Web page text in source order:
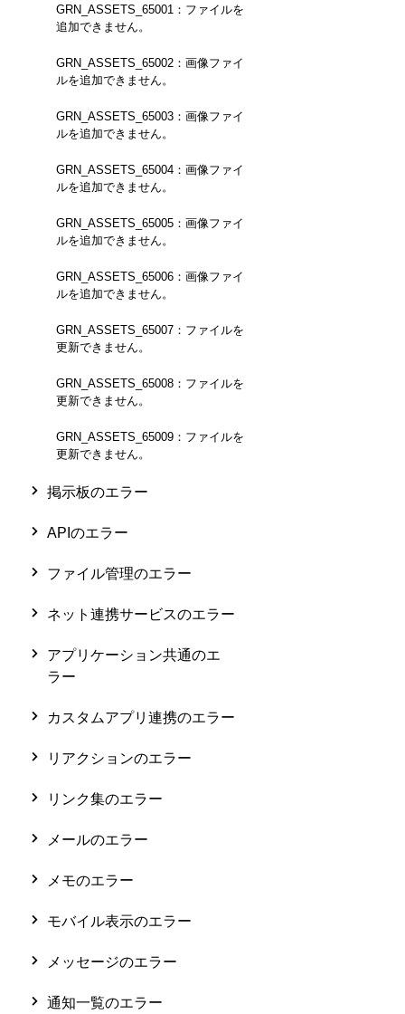
GRN_ASSETS_65001：ファイルを
追加できません。
GRN_ASSETS_65002：画像ファイ
ルを追加できません。
GRN_ASSETS_65003：画像ファイ
ルを追加できません。
GRN_ASSETS_65004：画像ファイ
ルを追加できません。
GRN_ASSETS_65005：画像ファイ
ルを追加できません。
GRN_ASSETS_65006：画像ファイ
ルを追加できません。
GRN_ASSETS_65007：ファイルを
更新できません。
GRN_ASSETS_65008：ファイルを
更新できません。
GRN_ASSETS_65009：ファイルを
更新できません。
掲示板のエラー
APIのエラー
ファイル管理のエラー
ネット連携サービスのエラー
アプリケーション共通のエ
ラー
カスタムアプリ連携のエラー
リアクションのエラー
リンク集のエラー
メールのエラー
メモのエラー
モバイル表示のエラー
メッセージのエラー
通知一覧のエラー